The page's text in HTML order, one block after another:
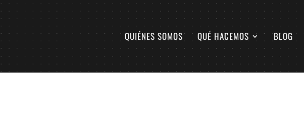
QUIÉNES SOMOS QUÉ HACEMOS BLOG